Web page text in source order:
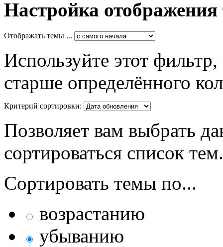
Настройка отображения
Отображать темы ...
Используйте этот
старше определённого
Критерий сортировки:
Позволяет вам выбрать
сортироваться список тем.
Сортировать темы по...
возрастанию
убыванию